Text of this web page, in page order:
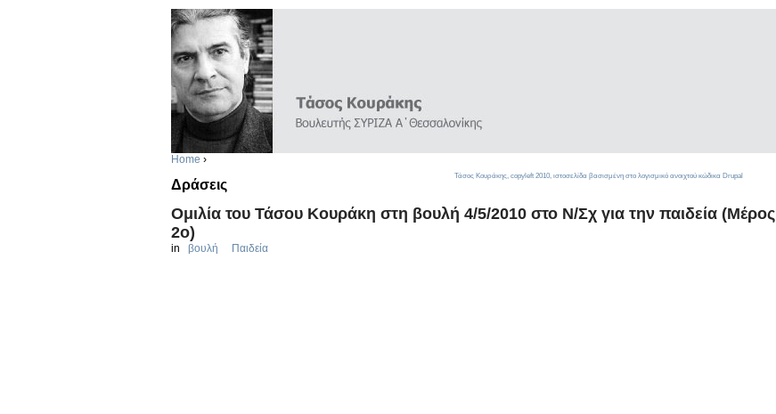
Home ›
Δράσεις
Ομιλία του Τάσου Κουράκη στη βουλή 4/5/2010 στο Ν/Σχ για την παιδεία (Μέρος
2ο)
in βουλή Παιδεία
Τάσος Κουράκης, copyleft 2010, ιστοσελίδα βασισμένη στο λογισμικό ανοιχτού κώδικα Drupal